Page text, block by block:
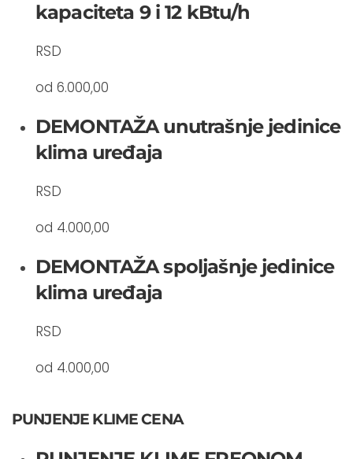
kapaciteta 9 i 12 kBtu/h
RSD
od 6.000,00
DEMONTAŽA unutrašnje jedinice
klima uređaja
RSD
od 4.000,00
DEMONTAŽA spoljašnje jedinice
klima uređaja
RSD
od 4.000,00
PUNJENJE KLIME CENA